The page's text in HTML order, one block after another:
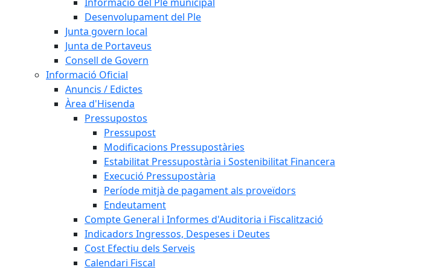
Desenvolupament del Ple
Junta govern local
Junta de Portaveus
Consell de Govern
Informació Oficial
Anuncis / Edictes
Àrea d'Hisenda
Pressupostos
Pressupost
Modificacions Pressupostàries
Estabilitat Pressupostària i Sostenibilitat Financera
Execució Pressupostària
Període mitjà de pagament als proveïdors
Endeutament
Compte General i Informes d'Auditoria i Fiscalització
Indicadors Ingressos, Despeses i Deutes
Cost Efectiu dels Serveis
Calendari Fiscal